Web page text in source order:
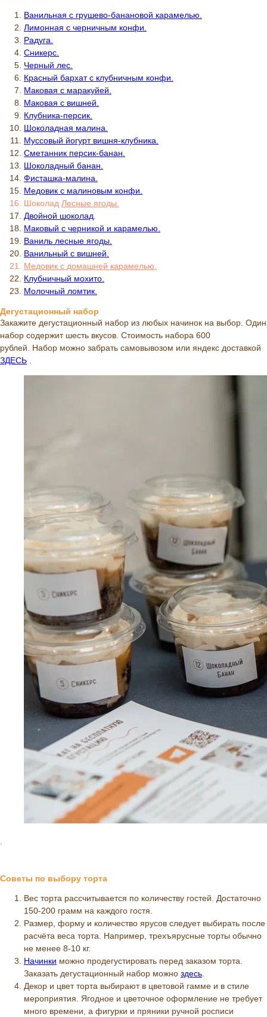
Ванильная с грушево-банановой карамелью.
Лимонная с черничным конфи.
Радуга.
Сникерс.
Черный лес.
Красный бархат с клубничным конфи.
Маковая с маракуйей.
Маковая с вишней.
Клубника-персик.
Шоколадная малина.
Муссовый йогурт вишня-клубника.
Сметанник персик-банан.
Шоколадный банан.
Фисташка-малина.
Медовик с малиновым конфи.
Шоколад Лесные ягоды.
Двойной шоколад.
Маковый с черникой и карамелью.
Ваниль лесные ягоды.
Ванильный с вишней.
Медовик с домашней карамелью.
Клубничный мохито.
Молочный ломтик.
Дегустационный набор
Закажите дегустационный набор из любых начинок на выбор. Один
набор содержит шесть вкусов. Стоимость набора 600
рублей. Набор можно забрать самовывозом или яндекс доставкой
ЗДЕСЬ .
.
Советы по выбору торта
Вес торта рассчитывается по количеству гостей. Достаточно
150-200 грамм на каждого гостя.
Размер, форму и количество ярусов следует выбирать после
расчёта веса торта. Например, трехъярусные торты обычно
не менее 8-10 кг.
Начинки можно продегустировать перед заказом торта.
Заказать дегустационный набор можно здесь.
Декор и цвет торта выбирают в цветовой гамме и в стиле
мероприятия. Ягодное и цветочное оформление не требует
много времени, а фигурки и пряники ручной росписи